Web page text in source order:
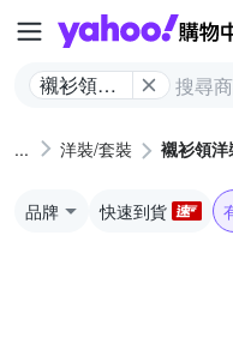
襯衫領洋
洋裝/套裝 襯衫領洋
品牌 快速到貨